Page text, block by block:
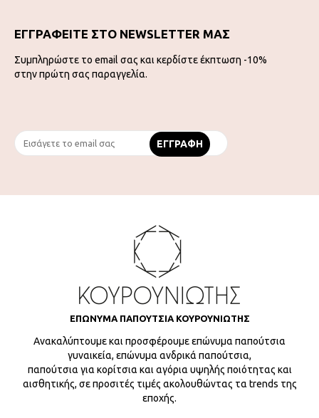
ΕΓΓΡΑΦΕΙΤΕ ΣΤΟ NEWSLETTER ΜΑΣ
Συμπληρώστε το email σας και κερδίστε έκπτωση -10%
στην πρώτη σας παραγγελία.
ΕΠΩΝΥΜΑ ΠΑΠΟΥΤΣΙΑ ΚΟΥΡΟΥΝΙΩΤΗΣ
Ανακαλύπτουμε και προσφέρουμε επώνυμα παπούτσια
γυναικεία, επώνυμα ανδρικά παπούτσια,
παπούτσια για κορίτσια και αγόρια υψηλής ποιότητας και
αισθητικής, σε προσιτές τιμές ακολουθώντας τα trends της
εποχής.